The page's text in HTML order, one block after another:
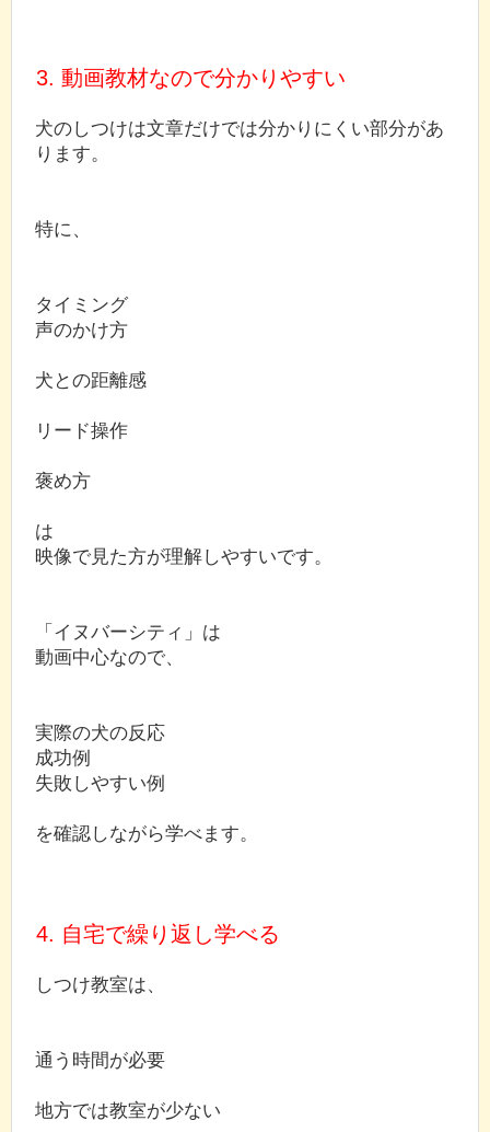
3. 動画教材なので分かりやすい
犬のしつけは文章だけでは分かりにくい部分があ
ります。
特に、
タイミング
声のかけ方
犬との距離感
リード操作
褒め方
は
映像で見た方が理解しやすいです。
「イヌバーシティ」は
動画中心なので、
実際の犬の反応
成功例
失敗しやすい例
を確認しながら学べます。
4. 自宅で繰り返し学べる
しつけ教室は、
通う時間が必要
地方では教室が少ない